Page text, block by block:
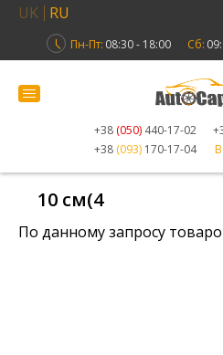
UK RU
Пн-Пт: 08:30 - 18:00 Сб:
+38 (050) 440-17-02
+38 (093) 170-17-04
10 см(4
По данному запросу